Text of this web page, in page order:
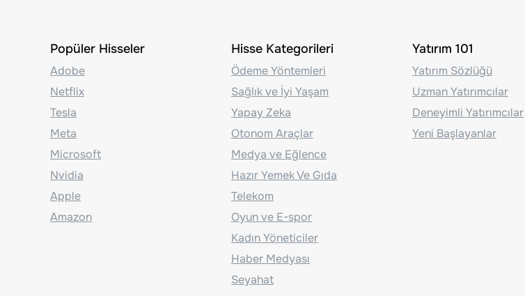
Popüler Hisseler
Adobe
Netflix
Tesla
Meta
Microsoft
Nvidia
Apple
Amazon
Hisse Kategorileri
Ödeme Yöntemleri
Sağlık ve İyi Yaşam
Yapay Zeka
Otonom Araçlar
Medya ve Eğlence
Hazır Yemek Ve Gıda
Telekom
Oyun ve E-spor
Kadın Yöneticiler
Haber Medyası
Seyahat
Yatırım 101
Yatırım Sözlüğü
Uzman Yatırımcılar
Deneyimli Yatırımcılar
Yeni Başlayanlar